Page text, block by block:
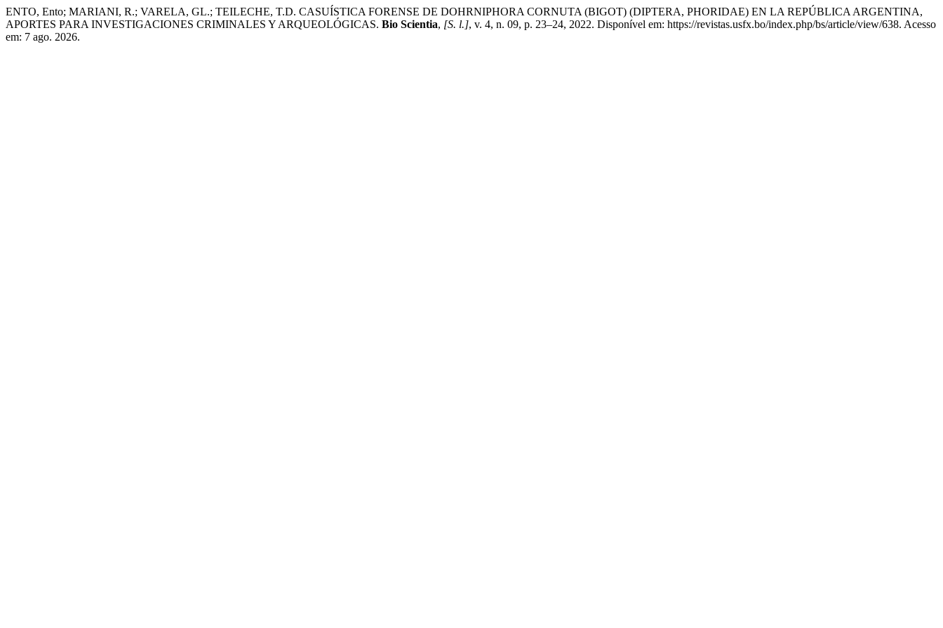
ENTO, Ento; MARIANI, R.; VARELA, GL.; TEILECHE, T.D. CASUÍSTICA FORENSE DE DOHRNIPHORA CORNUTA (BIGOT) (DIPTERA, PHORIDAE) EN LA REPÚBLICA ARGENTINA,
APORTES PARA INVESTIGACIONES CRIMINALES Y ARQUEOLÓGICAS. Bio Scientia, [S. l.], v. 4, n. 09, p. 23–24, 2022. Disponível em: https://revistas.usfx.bo/index.php/bs/article/view/638. Acesso
em: 7 ago. 2026.